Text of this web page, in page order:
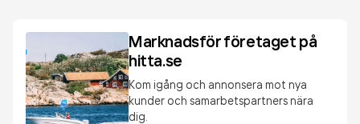
Marknadsför företaget på
hitta.se
Kom igång och annonsera mot nya
kunder och samarbetspartners nära
dig.